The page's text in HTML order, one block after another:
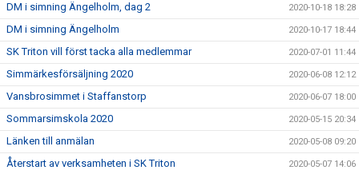
DM i simning Ängelholm, dag 2 2020-10-18 18:28
DM i simning Ängelholm 2020-10-17 18:44
SK Triton vill först tacka alla medlemmar 2020-07-01 11:44
Simmärkesförsäljning 2020 2020-06-08 12:12
Vansbrosimmet i Staffanstorp 2020-06-07 18:00
Sommarsimskola 2020 2020-05-15 20:34
Länken till anmälan 2020-05-08 09:20
Återstart av verksamheten i SK Triton 2020-05-07 14:06